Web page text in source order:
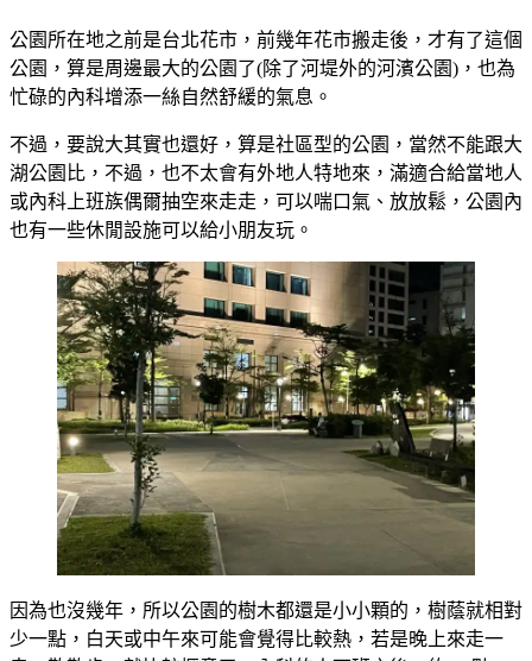
公園所在地之前是台北花市，前幾年花市搬走後，才有了這個
公園，算是周邊最大的公園了(除了河堤外的河濱公園)，也為
忙碌的內科增添一絲自然舒緩的氣息。
不過，要說大其實也還好，算是社區型的公園，當然不能跟大
湖公園比，不過，也不太會有外地人特地來，滿適合給當地人
或內科上班族偶爾抽空來走走，可以喘口氣、放放鬆，公園內
也有一些休閒設施可以給小朋友玩。
因為也沒幾年，所以公園的樹木都還是小小顆的，樹蔭就相對
少一點，白天或中午來可能會覺得比較熱，若是晚上來走一